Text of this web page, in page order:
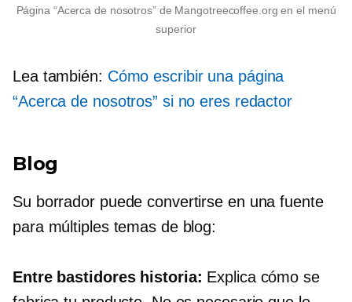
Página “Acerca de nosotros” de Mangotreecoffee.org en el menú
superior
Lea también: Cómo escribir una página
“Acerca de nosotros” si no eres redactor
Blog
Su borrador puede convertirse en una fuente
para múltiples temas de blog:
Entre bastidoreshistoria: Explica cómo se